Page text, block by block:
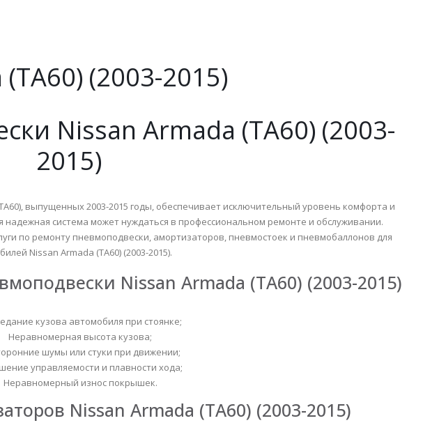
(2003-2015)
Nissan Armada (TA60) (2003-
2015)
выпущенных 2003-2015 годы, обеспечивает исключительный уровень комфорта и
система может нуждаться в профессиональном ремонте и обслуживании.
по ремонту пневмоподвески, амортизаторов, пневмостоек и пневмобаллонов для
Nissan Armada (TA60) (2003-2015).
Nissan Armada (TA60) (2003-2015)
кузова автомобиля при стоянке;
Неравномерная высота кузова;
шумы или стуки при движении;
управляемости и плавности хода;
Неравномерный износ покрышек.
Nissan Armada (TA60) (2003-2015)